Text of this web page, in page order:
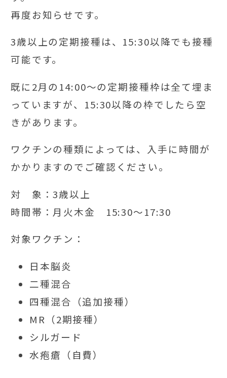
再度お知らせです。
3歳以上の定期接種は、15:30以降でも接種
可能です。
既に2月の14:00～の定期接種枠は全て埋ま
っていますが、15:30以降の枠でしたら空
きがあります。
ワクチンの種類によっては、入手に時間が
かかりますのでご確認ください。
対 象：3歳以上
時間帯：月火木金 15:30～17:30
対象ワクチン：
日本脳炎
二種混合
四種混合（追加接種）
MR（2期接種）
シルガード
水疱瘡（自費）